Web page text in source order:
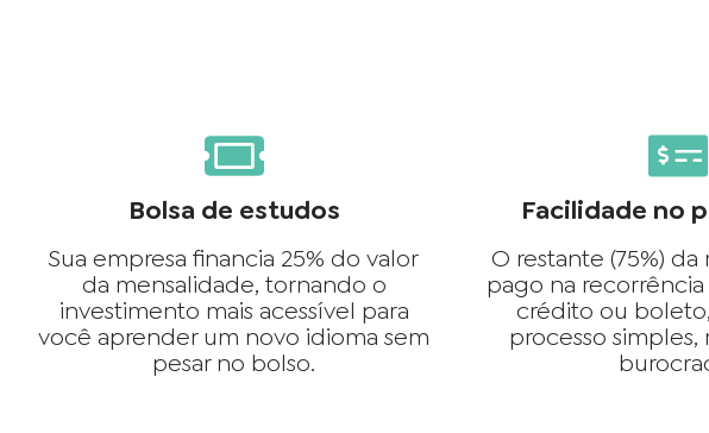
Bolsa de estudos
Sua empresa financia 25% do valor
da mensalidade, tornando o
investimento mais acessível para
você aprender um novo idioma sem
pesar no bolso.
Facilidade no
O restante (75%)
pago na
crédito ou
processo